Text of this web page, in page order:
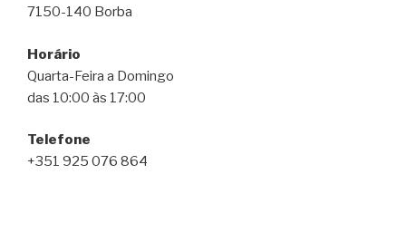
7150-140 Borba
Horário
Quarta-Feira a Domingo
das 10:00 às 17:00
Telefone
+351 925 076 864